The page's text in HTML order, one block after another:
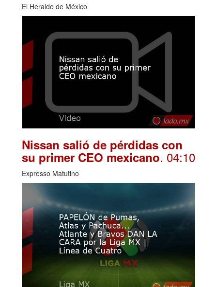
El Heraldo de México
Nissan salió de pérdidas con
su primer CEO mexicano. 04:10
Expresso Matutino